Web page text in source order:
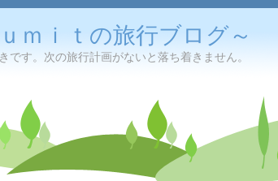
ｍｉｔの旅行ブログ～
す。次の旅行計画がないと落ち着きません。